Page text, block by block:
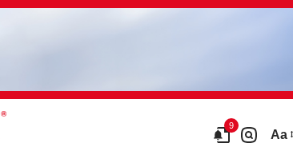
9
Aa